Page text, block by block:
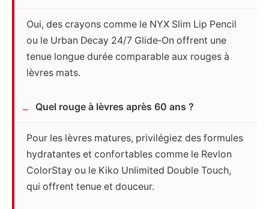
Oui, des crayons comme le NYX Slim Lip Pencil
ou le Urban Decay 24/7 Glide‑On offrent une
tenue longue durée comparable aux rouges à
lèvres mats.
Quel rouge à lèvres après 60 ans ?
Pour les lèvres matures, privilégiez des formules
hydratantes et confortables comme le Revlon
ColorStay ou le Kiko Unlimited Double Touch,
qui offrent tenue et douceur.